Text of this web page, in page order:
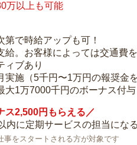
万以上も可能
第で時給アップも可！
。お客様によっては交通費
ブあり
実施（5千円〜1万円の報奨金を
大1万7000千円のボーナス付与
ス2,500円もらえる／
内に定期サービスの担当にな
事をスタートされる方が対象です